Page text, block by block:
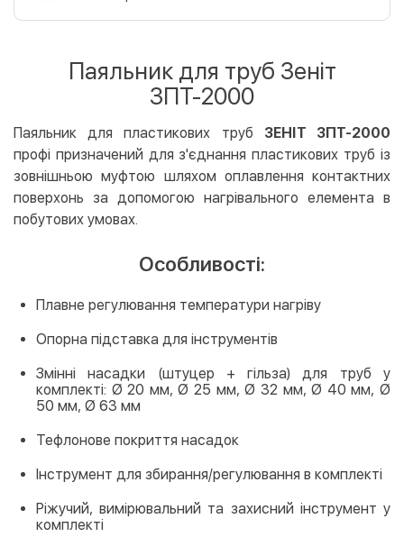
LiqPay
Google Pay
Безготівковий розрахунок
Оплата на карту юр.особи
Оплата на рахунок юр.особи
Безкоштовно
Оплата частинами (Приватбанк)
Паяльник для труб Зеніт
ЗПТ-2000
Паяльник для пластикових труб ЗЕНІТ ЗПТ-2000
профі призначений для з'єднання пластикових труб із
зовнішньою муфтою шляхом оплавлення контактних
поверхонь за допомогою нагрівального елемента в
побутових умовах.
Особливості:
Плавне регулювання температури нагріву
Опорна підставка для інструментів
Змінні насадки (штуцер + гільза) для труб у
комплекті: Ø 20 мм, Ø 25 мм, Ø 32 мм, Ø 40 мм, Ø
50 мм, Ø 63 мм
Тефлонове покриття насадок
Інструмент для збирання/регулювання в комплекті
Ріжучий, вимірювальний та захисний інструмент у
комплекті